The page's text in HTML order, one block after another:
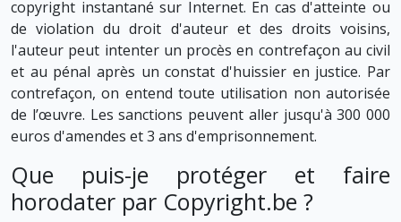
copyright instantané sur Internet. En cas d'atteinte ou
de violation du droit d'auteur et des droits voisins,
l'auteur peut intenter un procès en contrefaçon au civil
et au pénal après un constat d'huissier en justice. Par
contrefaçon, on entend toute utilisation non autorisée
de l’œuvre. Les sanctions peuvent aller jusqu'à 300 000
euros d'amendes et 3 ans d'emprisonnement.
Que puis-je protéger et faire
horodater par Copyright.be ?